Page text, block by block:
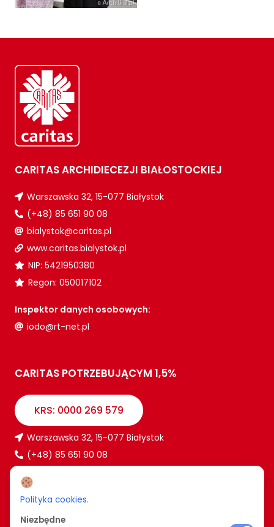
CARITAS ARCHIDIECEZJI BIAŁOSTOCKIEJ
Warszawska 32, 15-077 Białystok
(+48) 85 651 90 08
bialystok@caritas.pl
www.caritas.bialystok.pl
NIP: 5421950380
Regon: 050017102
Inspektor danych osobowych:
iodo@rt-net.pl
CARITAS POTRZEBUJĄCYM 1,5%
KRS: 0000 269 579
Warszawska 32, 15-077 Białystok
(+48) 85 651 90 08
bialystok@caritas.pl
Polityka cookies.
Niezbędne